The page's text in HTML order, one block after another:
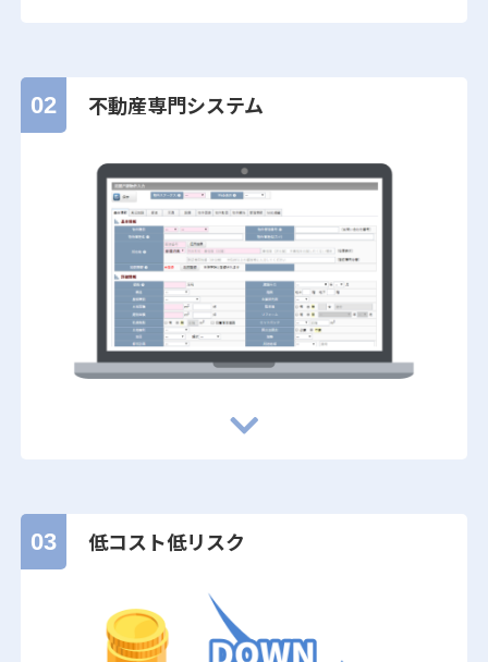
02 不動産専門システム
03 低コスト低リスク